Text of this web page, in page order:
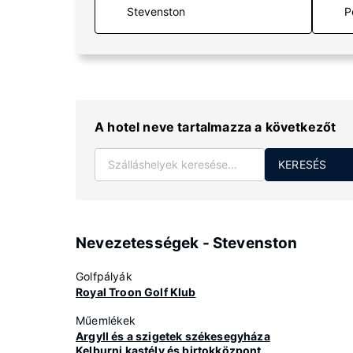
A hotel neve tartalmazza a következőt
KERESÉS
Nevezetességek - Stevenston
Golfpályák
Royal Troon Golf Klub
Műemlékek
Argyll és a szigetek székesegyháza
Kelburni kastély és birtokközpont